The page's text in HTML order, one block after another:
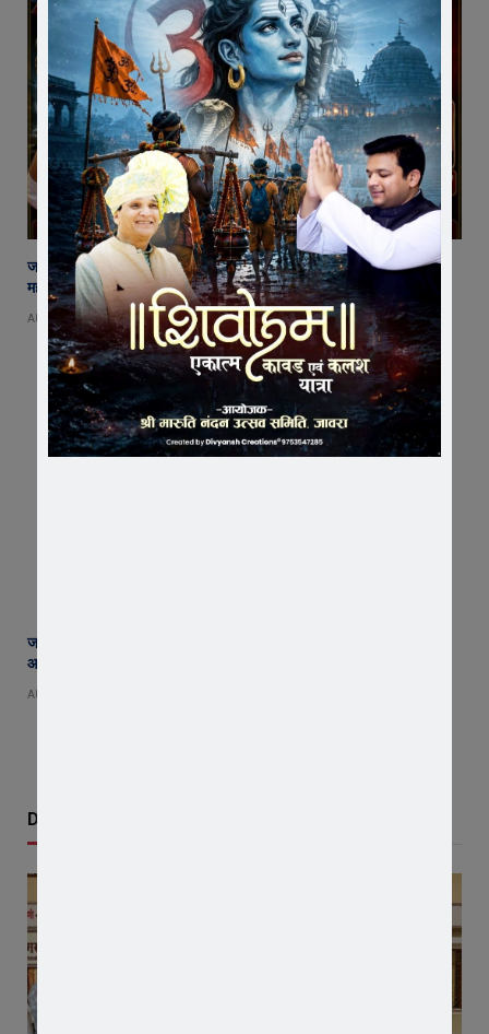
जावरा में बनेगा आस्था का नया केंद्र! आनंदी हनुमान मुक्तिधाम में स्थापित होगी भव्य
महादेव प्रतिमा
AUGUST 8, 2026
जावरा सिविल हॉस्पिटल में कमाल! 70 वर्षीय महिला के कूल्हे का सफल ऑपरेशन,
आयुष्मान से इलाज हुआ नि:शुल्क
AUGUST 8, 2026
Don't Miss